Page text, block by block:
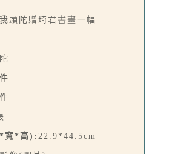
頭陀贈琦君書畫一幅
寬*高): 22.9*44.5cm